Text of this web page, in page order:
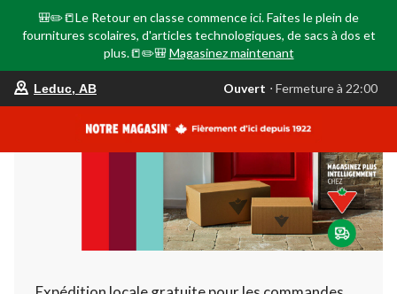
🎒✏️📒Le Retour en classe commence ici. Faites le plein de
fournitures scolaires, d'articles technologiques, de sacs à dos et
plus.📒✏️🎒 Magasinez maintenant
votre
est
AB,
Ouvert,
Fermeture
à
22:00
changer
Leduc, AB Ouvert ⋅ Fermeture à 22:00